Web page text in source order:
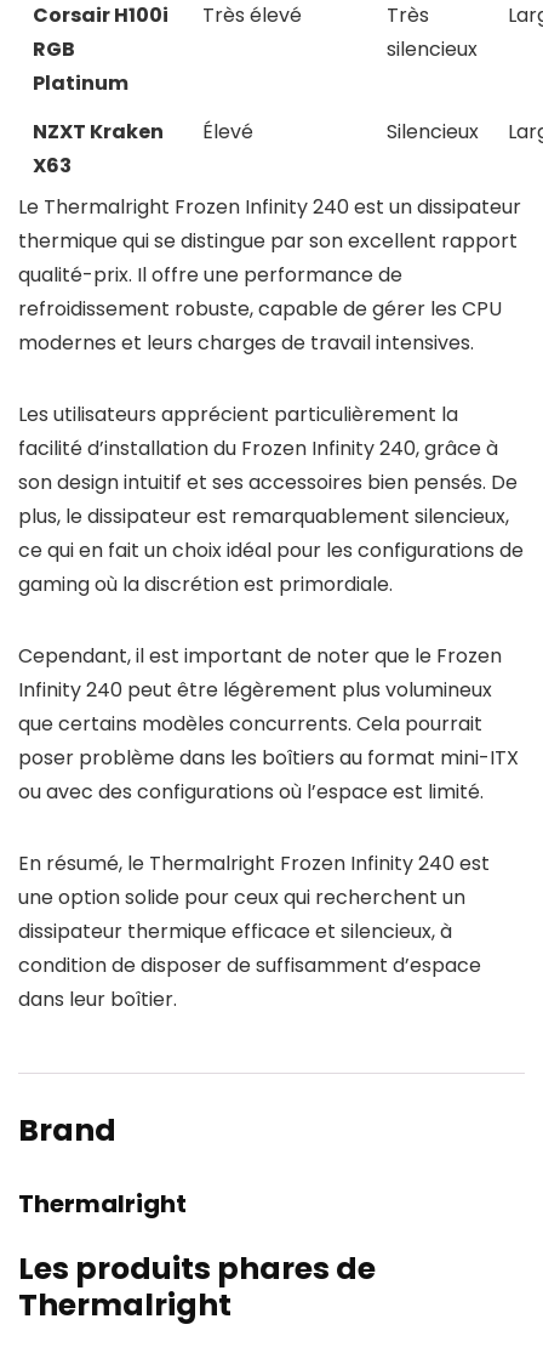
Corsair H100i
RGB
Platinum
Très élevé
Très
silencieux
NZXT Kraken
X63
Élevé Silencieux
Le Thermalright Frozen Infinity 240 est un dissipateur
thermique qui se distingue par son excellent rapport
qualité-prix. Il offre une performance de
refroidissement robuste, capable de gérer les CPU
modernes et leurs charges de travail intensives.
Les utilisateurs apprécient particulièrement la
facilité d’installation du Frozen Infinity 240, grâce à
son design intuitif et ses accessoires bien pensés. De
plus, le dissipateur est remarquablement silencieux,
ce qui en fait un choix idéal pour les configurations de
gaming où la discrétion est primordiale.
Cependant, il est important de noter que le Frozen
Infinity 240 peut être légèrement plus volumineux
que certains modèles concurrents. Cela pourrait
poser problème dans les boîtiers au format mini-ITX
ou avec des configurations où l’espace est limité.
En résumé, le Thermalright Frozen Infinity 240 est
une option solide pour ceux qui recherchent un
dissipateur thermique efficace et silencieux, à
condition de disposer de suffisamment d’espace
dans leur boîtier.
Brand
Thermalright
Les produits phares de
Thermalright